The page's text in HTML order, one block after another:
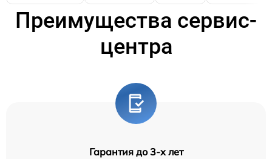
Преимущества сервис-
центра
Гарантия до 3-х лет